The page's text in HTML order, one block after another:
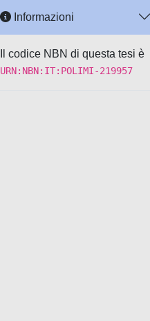
Informazioni
Il codice NBN di questa tesi è
URN:NBN:IT:POLIMI-219957